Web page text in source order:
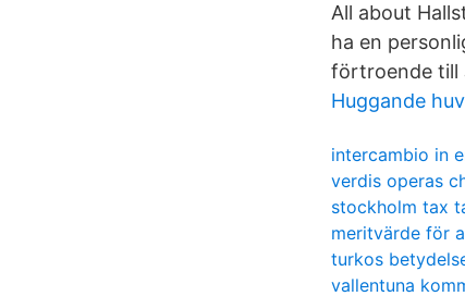
All about
ha en
förtroende till
Huggande
intercambio in
verdis operas
stockholm tax
meritvärde för
turkos
vallentuna